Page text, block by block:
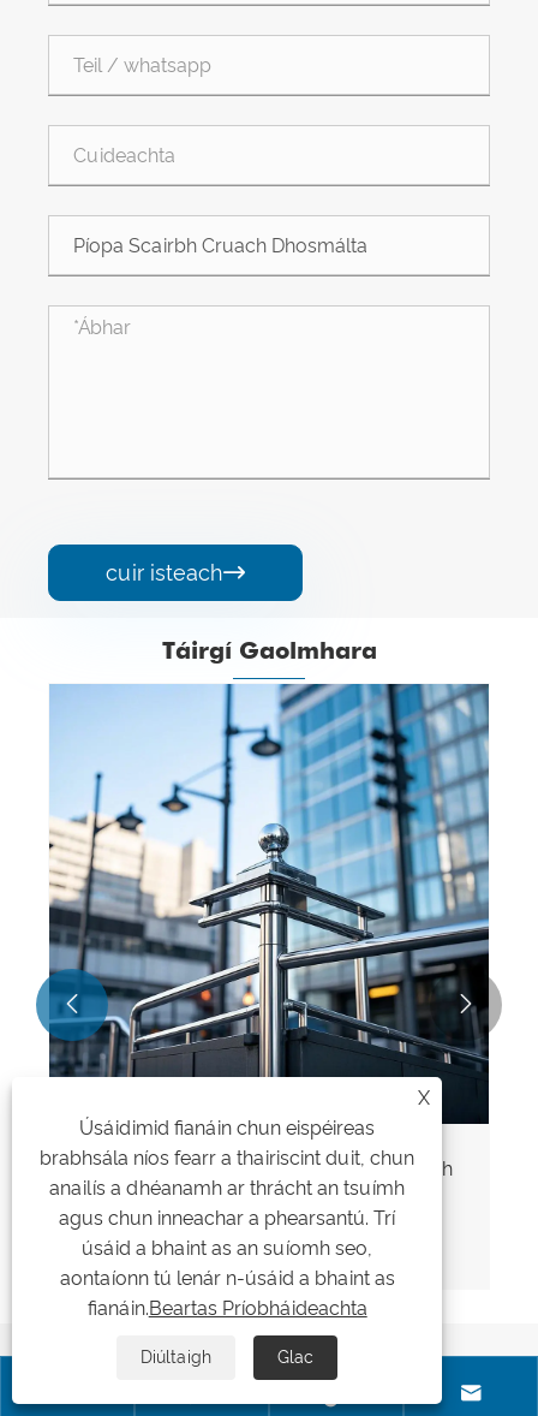
cuir isteach
Táirgí Gaolmhara
Píobán le haghaidh Tionscadal Bardasach
agus Innealtóireacht
Féach ar Tuilleadh >>
 
Moltaí Nuachta

X
Úsáidimid fianáin chun eispéireas
brabhsála níos fearr a thairiscint duit, chun
anailís a dhéanamh ar thrácht an tsuímh
agus chun inneachar a phearsantú. Trí
úsáid a bhaint as an suíomh seo,
aontaíonn tú lenár n-úsáid a bhaint as
fianáin.Beartas Príobháideachta
Diúltaigh Glac